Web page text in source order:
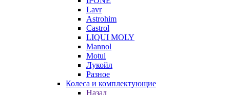
Lavr
Astrohim
Castrol
LIQUI MOLY
Mannol
Motul
Лукойл
Разное
Колеса и комплектующие
Назад